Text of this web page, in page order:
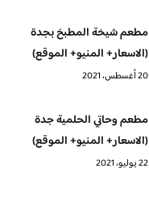
مطعم شيخة المطبخ بجدة
(الاسعار+ المنيو+ الموقع)
20 أغسطس، 2021
مطعم وحاتي الحلمية جدة
(الاسعار+ المنيو+ الموقع)
22 يوليو، 2021